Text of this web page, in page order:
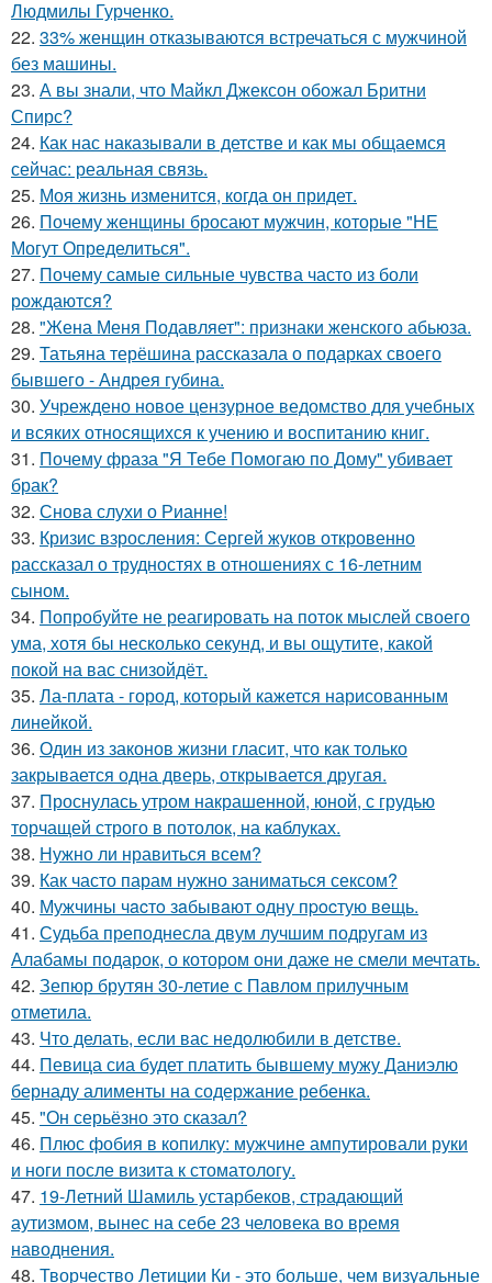
Людмилы Гурченко.
22. 33% женщин отказываются встречаться с мужчиной
без машины.
23. А вы знали, что Майкл Джексон обожал Бритни
Спирс?
24. Как нас наказывали в детстве и как мы общаемся
сейчас: реальная связь.
25. Моя жизнь изменится, когда он придет.
26. Почему женщины бросают мужчин, которые "НЕ
Могут Определиться".
27. Почему самые сильные чувства часто из боли
рождаются?
28. "Жена Меня Подавляет": признаки женского абьюза.
29. Татьяна терёшина рассказала о подарках своего
бывшего - Андрея губина.
30. Учреждено новое цензурное ведомство для учебных
и всяких относящихся к учению и воспитанию книг.
31. Почему фраза "Я Тебе Помогаю по Дому" убивает
брак?
32. Снова слухи о Рианне!
33. Кризис взросления: Сергей жуков откровенно
рассказал о трудностях в отношениях с 16-летним
сыном.
34. Попробуйте не реагировать на поток мыслей своего
ума, хотя бы несколько секунд, и вы ощутите, какой
покой на вас снизойдёт.
35. Ла-плата - город, который кажется нарисованным
линейкой.
36. Один из законов жизни гласит, что как только
закрывается одна дверь, открывается другая.
37. Проснулась утром накрашенной, юной, с грудью
торчащей строго в потолок, на каблуках.
38. Нужно ли нравиться всем?
39. Как часто парам нужно заниматься сексом?
40. Мужчины чacтo зaбывaют oдну пpocтую вeщь.
41. Судьба преподнесла двум лучшим подругам из
Алабамы подарок, о котором они даже не смели мечтать.
42. Зепюр брутян 30-летие с Павлом прилучным
отметила.
43. Что делать, если вас недолюбили в детстве.
44. Певица сиа будет платить бывшему мужу Даниэлю
бернаду алименты на содержание ребенка.
45. "Он серьёзно это сказал?
46. Плюс фобия в копилку: мужчине ампутировали руки
и ноги после визита к стоматологу.
47. 19-Летний Шамиль устарбеков, страдающий
аутизмом, вынес на себе 23 человека во время
наводнения.
48. Творчество Летиции Ки - это больше, чем визуальные